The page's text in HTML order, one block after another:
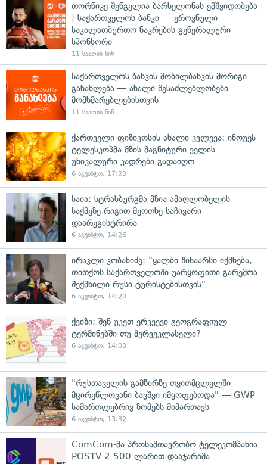
თორნიკე შენგელია ბარსელონას ემშვიდობება
| საქართველოს ბანკი — ეროვნული
საკალათბურთო ნაკრების გენერალური
სპონსორი
11 საათის წინ
საქართველოს ბანკის მობილბანკის მორიგი
განახლება — ახალი შესაძლებლობები
მომხმარებლებისთვის
11 საათის წინ
ქართველი ფიზიკოსის ახალი კვლევა: ინოუეს
ტელესკოპმა მზის მაგნიტური ველის
უნიკალური კადრები გადაიღო
6 აგვისტო, 17:20
საია: სტრასბურგმა მზია ამაღლობელის
საქმეზე რიგით მეოთხე საჩივარი
დაარეგისტრირა
6 აგვისტო, 14:26
ირაკლი კობახიძე: "ყალბი შინაარსი იქმნება,
თითქოს საქართველოში უარყოფითი გარემოა
შექმნილი რუსი ტურისტებისთვის"
6 აგვისტო, 14:20
ქვიზი: შენ უკეთ ერკვევი გეოგრაფიულ
ტერმინებში თუ მერვეკლასელი?
6 აგვისტო, 14:00
"რუსთაველის გამზირზე თვითმცლელში
მცირეწლოვანი ბავშვი იმყოფებოდა" — GWP
სამართლებრივ ზომებს მიმართავს
6 აგვისტო, 13:32
ComCom-მა პროსამთავრობო ტელეკომპანია
POSTV 2 500 ლარით დააჯარიმა